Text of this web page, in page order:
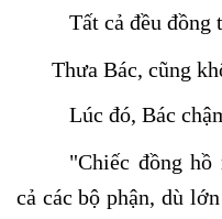
Tất cả đều đồng
Thưa Bác, cũng
Lúc đó, Bác
"Chiếc đồng
cả các bộ phận, dù